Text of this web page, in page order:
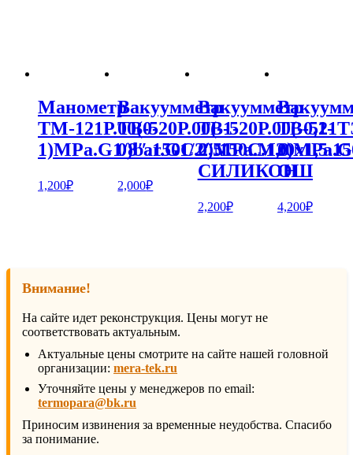
Манометр
ТМ-121Р.00(0-
1)MPa.G1/8″.150С.2,5
1,200₽
Вакуумметр
ТВ-520Р.00(-1-
0)bar.G1/2″.150С.1,0
2,000₽
Вакуумметр
ТВ-520Р.00(-0,1-
СИЛИКОН
2,200₽
ТВ-
ОШ
4,200₽
Внимание!
На сайте идет реконструкция. Цены могут не
соответствовать актуальным.
Актуальные цены смотрите на сайте нашей головной
организации: mera-tek.ru
Уточняйте цены у менеджеров по email:
termopara@bk.ru
Приносим извинения за временные неудобства. Спасибо
за понимание.